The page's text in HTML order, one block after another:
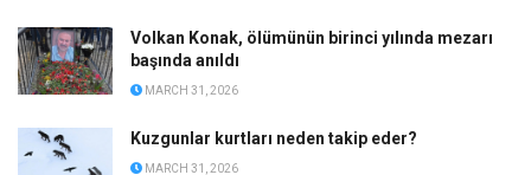
Volkan Konak, ölümünün birinci yılında mezarı
başında anıldı
MARCH 31, 2026
Kuzgunlar kurtları neden takip eder?
MARCH 31, 2026